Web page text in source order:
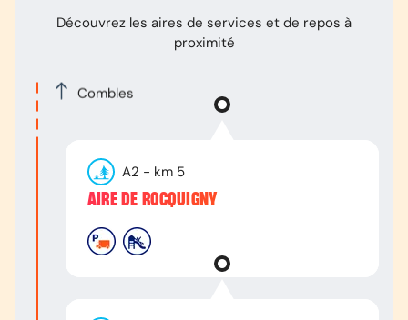
Découvrez les aires de services et de repos à
proximité
Combles
A2 - km 5
AIRE DE ROCQUIGNY